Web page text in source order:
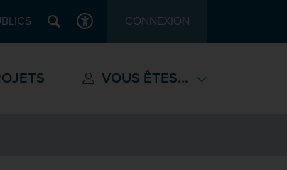
Recherche
ACCESSIBILITÉCONNEXION
VOUS ÊTES...